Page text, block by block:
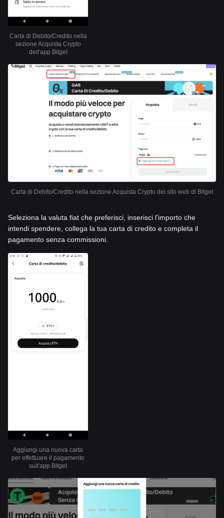
Carta di Debito/Credito nella
sezione Acquista Crypto
dell'app Bitget
Carta di Debito/Credito nella sezione Acquista Crypto del sito web di Bitget
Seleziona la valuta fiat che preferisci, inserisci l'importo che
intendi spendere, collega la tua carta di credito e completa il
pagamento senza commissioni.
Aggiungi una nuova carta
per effettuare il pagamento
sull'app Bitget